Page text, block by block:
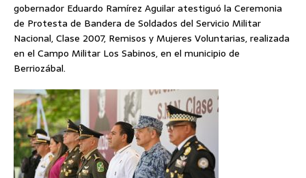
gobernador Eduardo Ramírez Aguilar atestiguó la Ceremonia
de Protesta de Bandera de Soldados del Servicio Militar
Nacional, Clase 2007, Remisos y Mujeres Voluntarias, realizada
en el Campo Militar Los Sabinos, en el municipio de
Berriozábal.